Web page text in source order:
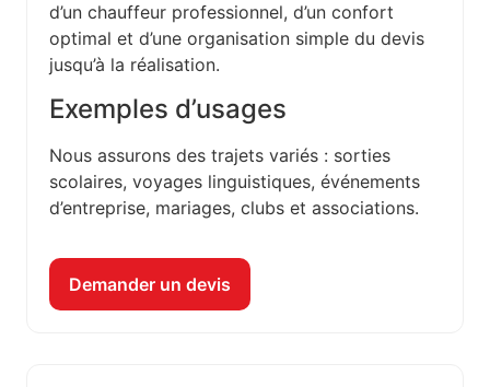
d’un chauffeur professionnel, d’un confort
optimal et d’une organisation simple du devis
jusqu’à la réalisation.
Exemples d’usages
Nous assurons des trajets variés : sorties
scolaires, voyages linguistiques, événements
d’entreprise, mariages, clubs et associations.
Demander un devis